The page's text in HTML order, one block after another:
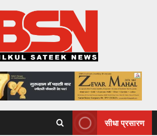
सीधा प्रसारण